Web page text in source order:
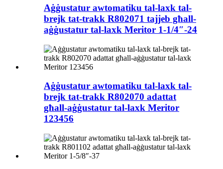
Aġġustatur awtomatiku tal-laxk tal-
brejk tat-trakk R802071 tajjeb għall-
aġġustatur tal-laxk Meritor 1-1/4″-24
Aġġustatur awtomatiku tal-laxk tal-
brejk tat-trakk R802070 adattat
għall-aġġustatur tal-laxk Meritor
123456